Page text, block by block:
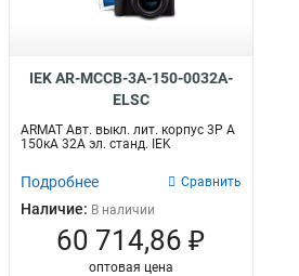
IEK AR-MCCB-3A-150-0032A-
ELSC
ARMAT Авт. выкл. лит. корпус 3P A
150кА 32А эл. станд. IEK
Подробнее Сравнить
Наличие: В наличии
60 714,86 ₽
оптовая цена